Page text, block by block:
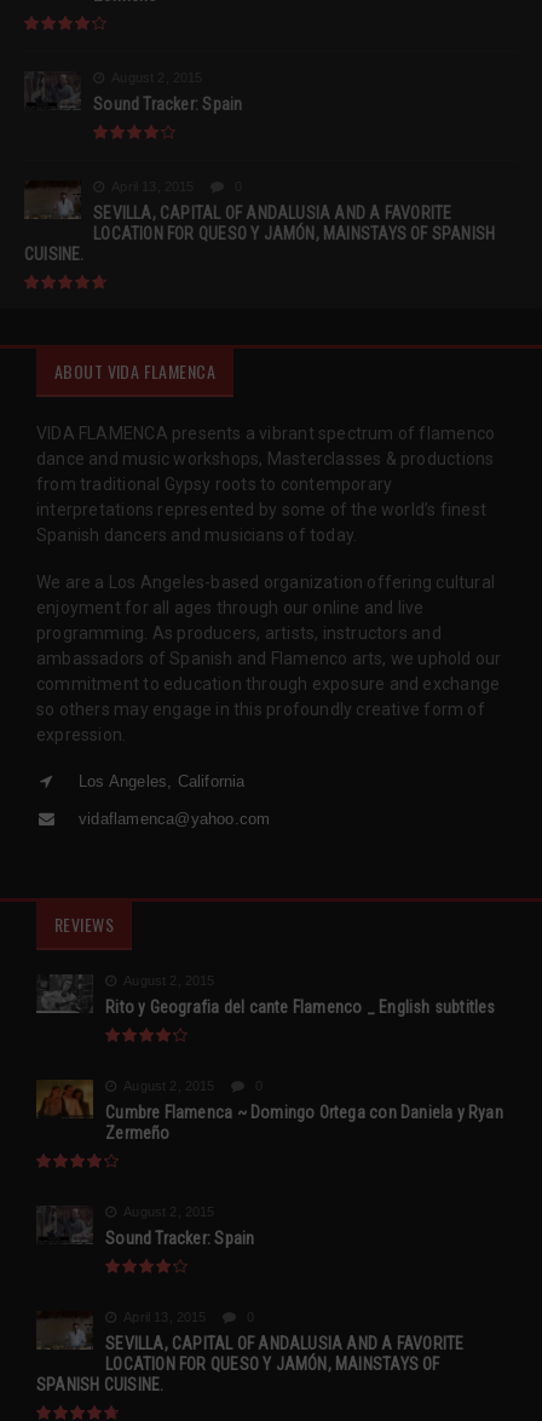
Sound Tracker: Spain
SEVILLA, CAPITAL OF ANDALUSIA AND A FAVORITE
LOCATION FOR QUESO Y JAMÓN, MAINSTAYS OF SPANISH
CUISINE.
ABOUT VIDA FLAMENCA
VIDA FLAMENCA presents a vibrant spectrum of flamenco
dance and music workshops, Masterclasses & productions
from traditional Gypsy roots to contemporary
interpretations represented by some of the world’s finest
Spanish dancers and musicians of today.
We are a Los Angeles-based organization offering cultural
enjoyment for all ages through our online and live
programming. As producers, artists, instructors and
ambassadors of Spanish and Flamenco arts, we uphold our
commitment to education through exposure and exchange
so others may engage in this profoundly creative form of
expression.
Los Angeles, California
vidaflamenca@yahoo.com
REVIEWS
August 2, 2015
Rito y Geografia del cante Flamenco _ English subtitles
August 2, 2015
Cumbre Flamenca ~ Domingo Ortega con Daniela y Ryan
Zermeño
August 2, 2015
Sound Tracker: Spain
April 13, 2015
SEVILLA, CAPITAL OF ANDALUSIA AND A FAVORITE
LOCATION FOR QUESO Y JAMÓN, MAINSTAYS OF
SPANISH CUISINE.